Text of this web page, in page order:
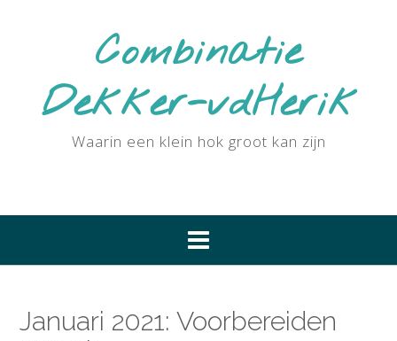
Combinatie
Dekker-vdHerik
Waarin een klein hok groot kan zijn
Januari 2021: Voorbereiden